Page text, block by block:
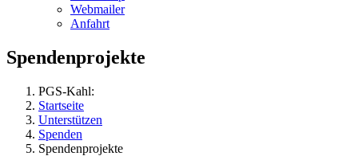
Webmailer
Anfahrt
Spendenprojekte
PGS-Kahl:
Startseite
Unterstützen
Spenden
Spendenprojekte